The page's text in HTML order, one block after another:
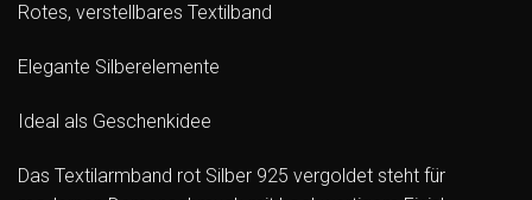
Rotes, verstellbares Textilband
Elegante Silberelemente
Ideal als Geschenkidee
Das Textilarmband rot Silber 925 vergoldet steht für